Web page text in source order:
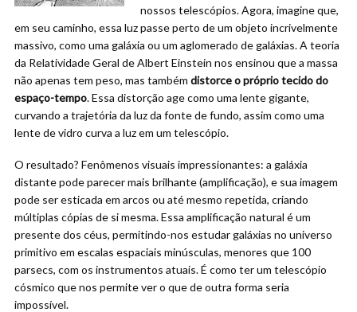
nossos telescópios. Agora, imagine que,
em seu caminho, essa luz passe perto de um objeto incrivelmente
massivo, como uma galáxia ou um aglomerado de galáxias. A teoria
da Relatividade Geral de Albert Einstein nos ensinou que a massa
não apenas tem peso, mas também distorce o próprio tecido do
espaço-tempo. Essa distorção age como uma lente gigante,
curvando a trajetória da luz da fonte de fundo, assim como uma
lente de vidro curva a luz em um telescópio.
O resultado? Fenômenos visuais impressionantes: a galáxia
distante pode parecer mais brilhante (amplificação), e sua imagem
pode ser esticada em arcos ou até mesmo repetida, criando
múltiplas cópias de si mesma. Essa amplificação natural é um
presente dos céus, permitindo-nos estudar galáxias no universo
primitivo em escalas espaciais minúsculas, menores que 100
parsecs, com os instrumentos atuais. É como ter um telescópio
cósmico que nos permite ver o que de outra forma seria
impossível.